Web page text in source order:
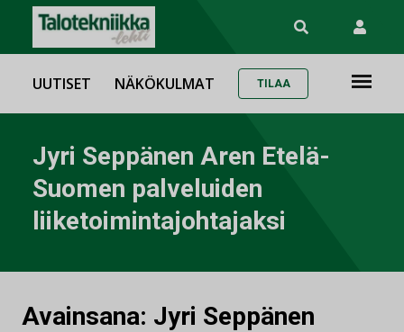
UUTISET NÄKÖKULMAT TILAA
Jyri Seppänen Aren Etelä-
Suomen palveluiden
liiketoimintajohtajaksi
Avainsana: Jyri Seppänen